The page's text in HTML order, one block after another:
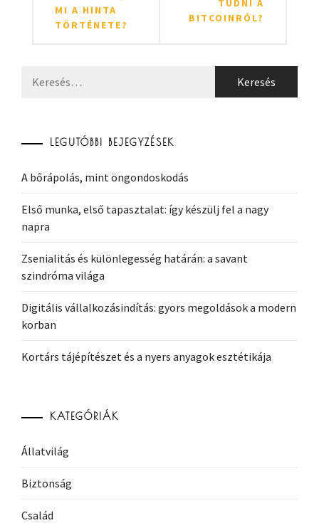
MI A HINTA
TÖRTÉNETE?
TUDNI A
BITCOINRÓL?
LEGUTÓBBI BEJEGYZÉSEK
A bőrápolás, mint öngondoskodás
Első munka, első tapasztalat: így készülj fel a nagy
napra
Zsenialitás és különlegesség határán: a savant
szindróma világa
Digitális vállalkozásindítás: gyors megoldások a modern
korban
Kortárs tájépítészet és a nyers anyagok esztétikája
KATEGÓRIÁK
Állatvilág
Biztonság
Család